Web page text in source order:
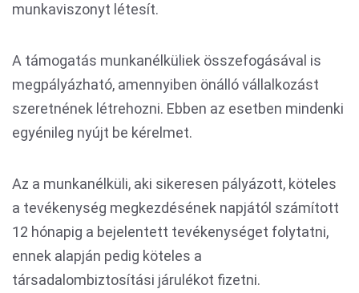
munkaviszonyt létesít.
A támogatás munkanélküliek összefogásával is
megpályázható, amennyiben önálló vállalkozást
szeretnének létrehozni. Ebben az esetben mindenki
egyénileg nyújt be kérelmet.
Az a munkanélküli, aki sikeresen pályázott, köteles
a tevékenység megkezdésének napjától számított
12 hónapig a bejelentett tevékenységet folytatni,
ennek alapján pedig köteles a
társadalombiztosítási járulékot fizetni.